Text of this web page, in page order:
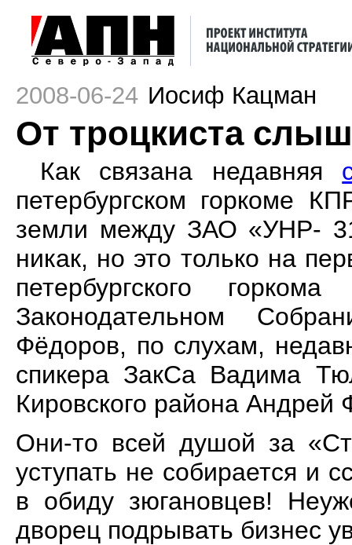
2008-06-24 Иосиф Кацман
От троцкиста
Как связана недавняя
петербургском горкоме
земли между ЗАО «УНР-
никак, но это только на
петербургского
Законодательном
Фёдоров, по слухам,
спикера ЗакСа Вадима
Кировского района Андрей
Они-то всей душой за
уступать не собирается и
в обиду зюгановцев!
дворец подрывать бизнес